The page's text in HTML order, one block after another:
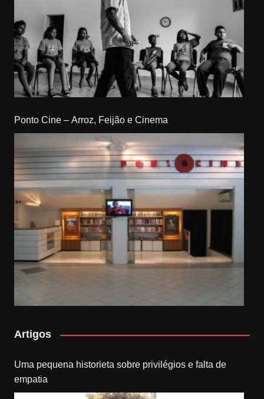
Ponto Cine – Arroz, Feijão e Cinema
Artigos
Uma pequena historieta sobre privilégios e falta de
empatia